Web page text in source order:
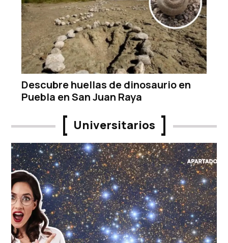
Descubre huellas de dinosaurio en
Puebla en San Juan Raya
Universitarios